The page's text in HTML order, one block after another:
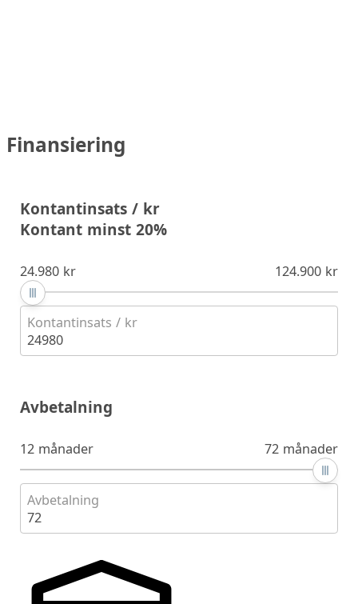
Finansiering
Kontantinsats / kr
Kontant minst 20%
24.980 kr 124.900 kr
Kontantinsats / kr
24980
Avbetalning
12 månader 72 månader
Avbetalning
72